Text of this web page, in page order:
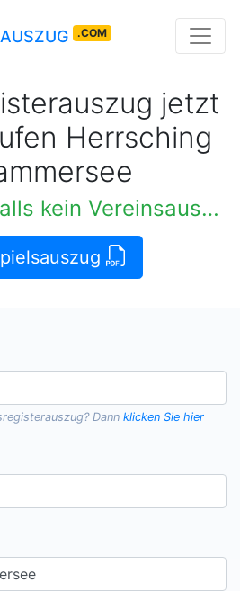
.COM
jetzt
Herrsching
Keine Kosten falls kein Vereinsauszug verfügbar
? Dann klicken Sie hier